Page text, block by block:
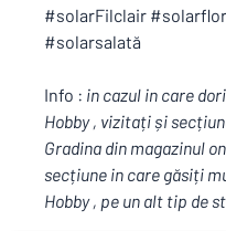
#solarFilclair
#solarsalată
Info : in cazul in care
Hobby , vizitați și
Gradina din magazinul
secțiune in care găsiți
Hobby , pe un alt tip de